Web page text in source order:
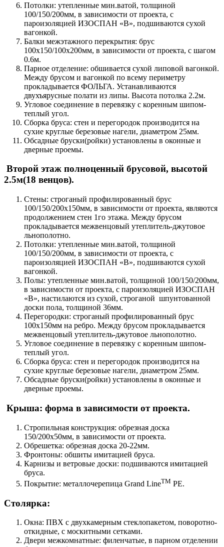
Потолки: утепленные мин.ватой, толщиной
100/150/200мм, в зависимости от проекта, с
пароизоляцией ИЗОСПАН «В», подшиваются сухой
вагонкой.
Балки межэтажного перекрытия: брус
100х150/100х200мм, в зависимости от проекта, с шагом
0.6м.
Парное отделение: обшивается сухой липовой вагонкой.
Между брусом и вагонкой по всему периметру
прокладывается ФОЛЬГА. Устанавливаются
двухъярусные полати из липы. Высота потолка 2.2м.
Угловое соединение в перевязку с коренным шипом-
теплый угол.
Сборка бруса: стен и перегородок производится на
сухие круглые березовые нагели, диаметром 25мм.
Обсадные бруски(ройки) установлены в оконные и
дверные проемы.
Второй этаж полноценный брусовой, высотой
2.5м(18 венцов).
Стены: строганый профилированный брус
100/150/200х150мм, в зависимости от проекта, являются
продолжением стен 1го этажа. Между брусом
прокладывается межвенцовый утеплитель-джутовое
льнополотно.
Потолки: утепленные мин.ватой, толщиной
100/150/200мм, в зависимости от проекта, с
пароизоляцией ИЗОСПАН «В», подшиваются сухой
вагонкой.
Полы: утепленные мин.ватой, толщиной 100/150/200мм,
в зависимости от проекта, с пароизоляцией ИЗОСПАН
«В», настилаются из сухой, строганой шпунтованной
доски пола, толщиной 36мм.
Перегородки: строганый профилированный брус
100х150мм на ребро. Между брусом прокладывается
межвенцовый утеплитель-джутовое льнополотно.
Угловое соединение в перевязку с коренным шипом-
теплый угол.
Сборка бруса: стен и перегородок производится на
сухие круглые березовые нагели, диаметром 25мм.
Обсадные бруски(ройки) установлены в оконные и
дверные проемы.
Крыша: форма в зависимости от проекта.
Стропильная конструкция: обрезная доска
150/200х50мм, в зависимости от проекта.
Обрешетка: обрезная доска 20-22мм.
Фронтоны: обшиты имитацией бруса.
Карнизы и ветровые доски: подшиваются имитацией
бруса.
Покрытие: металлочерепица Grand LineTM PE.
Столярка:
Окна: ПВХ с двухкамерным стеклопакетом, поворотно-
откидные, с москитными сетками.
Двери межкомнатные: филенчатые, в парном отделении